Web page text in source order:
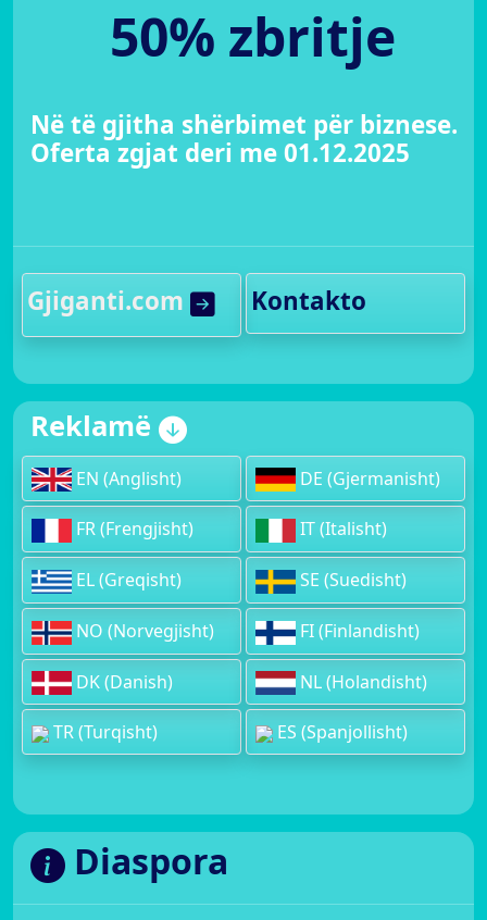
50% zbritje
Në të gjitha shërbimet për biznese.
Oferta zgjat deri me 01.12.2025
Gjiganti.com Kontakto
Reklamë
EN (Anglisht) DE (Gjermanisht)
FR (Frengjisht) IT (Italisht)
EL (Greqisht) SE (Suedisht)
NO (Norvegjisht) FI (Finlandisht)
DK (Danish) NL (Holandisht)
TR (Turqisht) ES (Spanjollisht)
Diaspora